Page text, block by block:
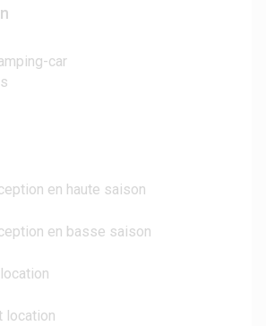
car
en haute saison
en basse saison
location